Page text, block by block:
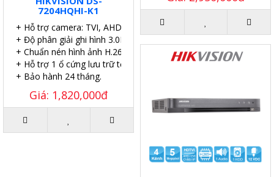
7204HQHI-K1
+ Hỗ trợ camera: TVI, AHD, Analog, CVI, IP
+ Độ phân giải ghi hình 3.0MP
+ Chuẩn nén hình ảnh H.265+
+ Hỗ trợ 1 ổ cứng lưu trữ tối đa 6TB.
+ Bảo hành 24 tháng.
Giá: 1,820,000đ